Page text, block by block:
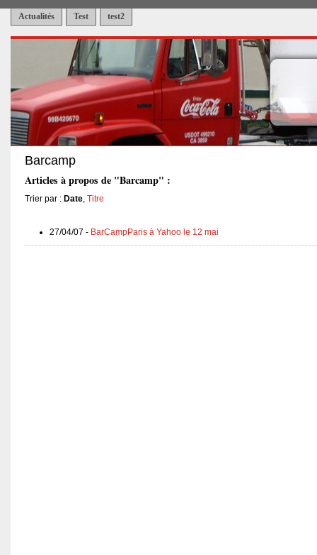
Actualités Test test2
Barcamp
Articles à propos de "Barcamp" :
Trier par : Date, Titre
27/04/07 - BarCampParis à Yahoo le 12 mai